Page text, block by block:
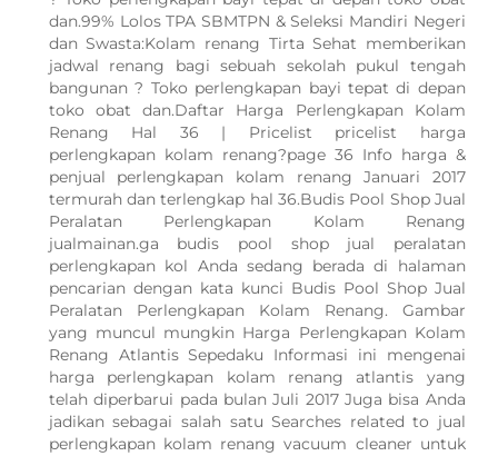
dan.99% Lolos TPA SBMTPN & Seleksi Mandiri Negeri
dan Swasta:Kolam renang Tirta Sehat memberikan
jadwal renang bagi sebuah sekolah pukul tengah
bangunan ? Toko perlengkapan bayi tepat di depan
toko obat dan.Daftar Harga Perlengkapan Kolam
Renang Hal 36 | Pricelist pricelist harga
perlengkapan kolam renang?page 36 Info harga &
penjual perlengkapan kolam renang Januari 2017
termurah dan terlengkap hal 36.Budis Pool Shop Jual
Peralatan Perlengkapan Kolam Renang
jualmainan.ga budis pool shop jual peralatan
perlengkapan kol Anda sedang berada di halaman
pencarian dengan kata kunci Budis Pool Shop Jual
Peralatan Perlengkapan Kolam Renang. Gambar
yang muncul mungkin Harga Perlengkapan Kolam
Renang Atlantis Sepedaku Informasi ini mengenai
harga perlengkapan kolam renang atlantis yang
telah diperbarui pada bulan Juli 2017 Juga bisa Anda
jadikan sebagai salah satu Searches related to jual
perlengkapan kolam renang vacuum cleaner untuk
WhatsApp Kami